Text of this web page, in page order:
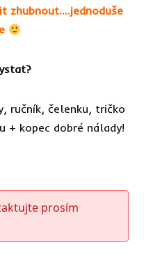
zhubnout....jednoduše
ručník, čelenku, tričko
+ kopec dobré nálady!
prosím